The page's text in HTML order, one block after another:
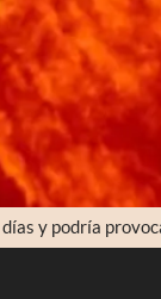
y podría